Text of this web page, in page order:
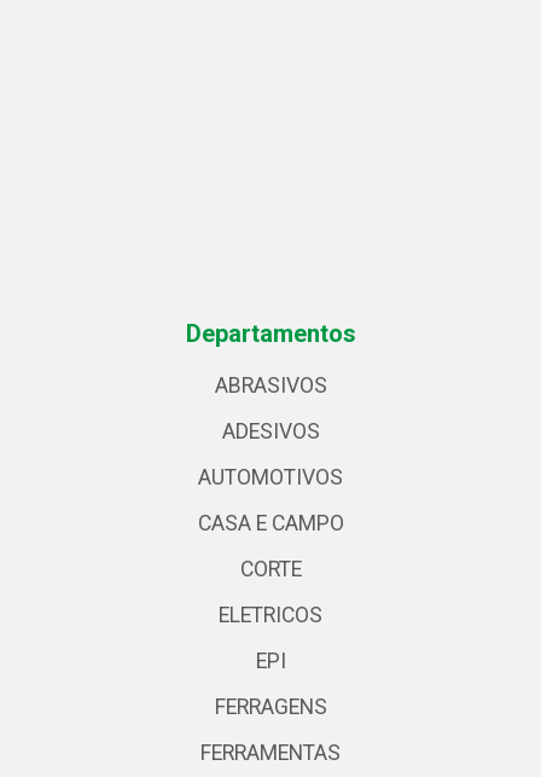
Departamentos
ABRASIVOS
ADESIVOS
AUTOMOTIVOS
CASA E CAMPO
CORTE
ELETRICOS
EPI
FERRAGENS
FERRAMENTAS